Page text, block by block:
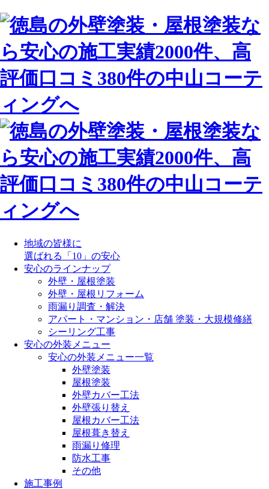
地域の皆様に
選ばれる「10」の安心
安心のラインナップ
外壁・屋根塗装
外壁・屋根リフォーム
雨漏り調査・解決
アパート・マンション・店舗 塗装・大規模修繕
シーリング工事
安心の外装メニュー
安心の外装メニュー一覧
外壁塗装
屋根塗装
外壁カバー工法
外壁張り替え
屋根カバー工法
屋根葺き替え
雨漏り修理
防水工事
その他
施工事例